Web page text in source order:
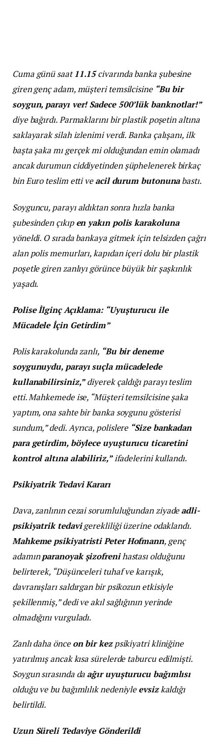
Cuma günü saat11.15civarında banka şubesine
giren genç adam, müşteri temsilcisine “Bu bir
soygun, parayı ver! Sadece 500’lük banknotlar!”
diye bağırdı. Parmaklarını bir plastik poşetin altına
saklayarak silah izlenimi verdi. Banka çalışanı, ilk
başta şaka mı gerçek mi olduğundan emin olamadı
ancak durumun ciddiyetinden şüphelenerek birkaç
bin Euro teslim etti veacil durum butonunabastı.
Soyguncu, parayı aldıktan sonra hızla banka
şubesinden çıkıpen yakın polis karakoluna
yöneldi. O sırada bankaya gitmek için telsizden çağrı
alan polis memurları, kapıdan içeri dolu bir plastik
poşetle giren zanlıyı görünce büyük bir şaşkınlık
yaşadı.
Polise İlginç Açıklama: “Uyuşturucu ile
Mücadele İçin Getirdim”
Polis karakolunda zanlı, “Bu bir deneme
soygunuydu, parayı suçla mücadelede
kullanabilirsiniz,”diyerek çaldığı parayı teslim
etti. Mahkemede ise, “Müşteri temsilcisine şaka
yaptım, ona sahte bir banka soygunu gösterisi
sundum,” dedi. Ayrıca, polislere “Size bankadan
para getirdim, böylece uyuşturucu ticaretini
kontrol altına alabiliriz,”ifadelerini kullandı.
Psikiyatrik Tedavi Kararı
Dava, zanlının cezai sorumluluğundan ziyadeadli-
psikiyatrik tedavigerekliliği üzerine odaklandı.
Mahkeme psikiyatristi Peter Hofmann, genç
adamınparanoyak şizofrenihastası olduğunu
belirterek, “Düşünceleri tuhaf ve karışık,
davranışları saldırgan bir psikozun etkisiyle
şekillenmiş,” dedi ve akıl sağlığının yerinde
olmadığını vurguladı.
Zanlı daha önceon bir kezpsikiyatri kliniğine
yatırılmış ancak kısa sürelerde taburcu edilmişti.
Soygun sırasında da ağır uyuşturucu bağımlısı
olduğu ve bu bağımlılık nedeniyleevsizkaldığı
belirtildi.
Uzun Süreli Tedaviye Gönderildi